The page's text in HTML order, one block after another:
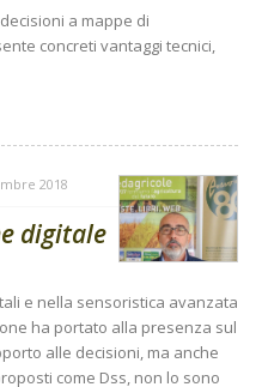
a mappe di
concreti vantaggi tecnici,
2018
digitale
e nella sensoristica avanzata
ha portato alla presenza sul
alle decisioni, ma anche
come Dss, non lo sono